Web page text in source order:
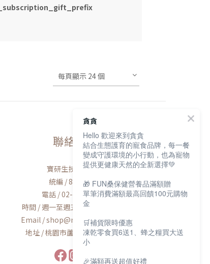
每頁顯示 24 個
聯絡我們
寶研生技有限公司
統編 / 83163768
電話 / 02-2600-8552
時間 / 週一至週五AM9:00-PM6:00
Email / shop@munchee.com.tw
地址 / 桃園市蘆竹區南工路56號
貪貪
Hello 歡迎來到貪貪
結合生態護育的寵食品牌，每一餐
變成守護環境的小行動，也為寵物
提供更健康天然的全新選擇💚
🎁 FUN桑保健營養品滿額贈
單筆消費滿額最高回饋100元購物
金
🛒補貨限時優惠
凍乾零食買6送1、蜂之糧買大送
小
🎉滿額再送超值好禮